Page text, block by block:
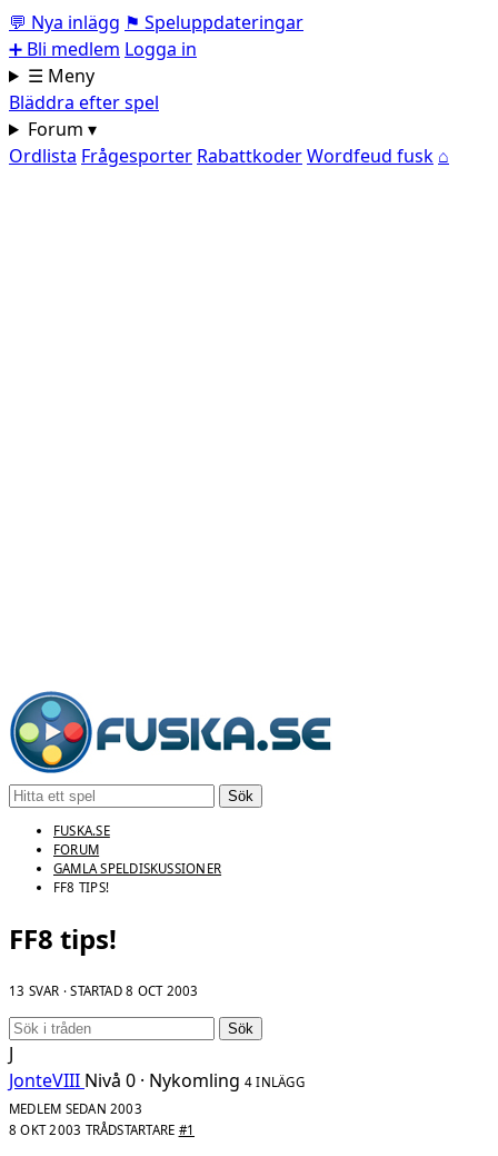
💬 Nya inlägg ⚑ Speluppdateringar
➕ Bli medlem Logga in
☰ Meny
Bläddra efter spel
Forum ▾
Ordlista Frågesporter RabattkoderWordfeud fusk ⌂
Sök
FUSKA.SE
FORUM
GAMLA SPELDISKUSSIONER
FF8 TIPS!
FF8 tips!
13 SVAR · STARTAD8 OCT 2003
Sök
J
JonteVIII Nivå 0 · Nykomling 4 INLÄGG
MEDLEM SEDAN 2003
8 OKT 2003 TRÅDSTARTARE #1